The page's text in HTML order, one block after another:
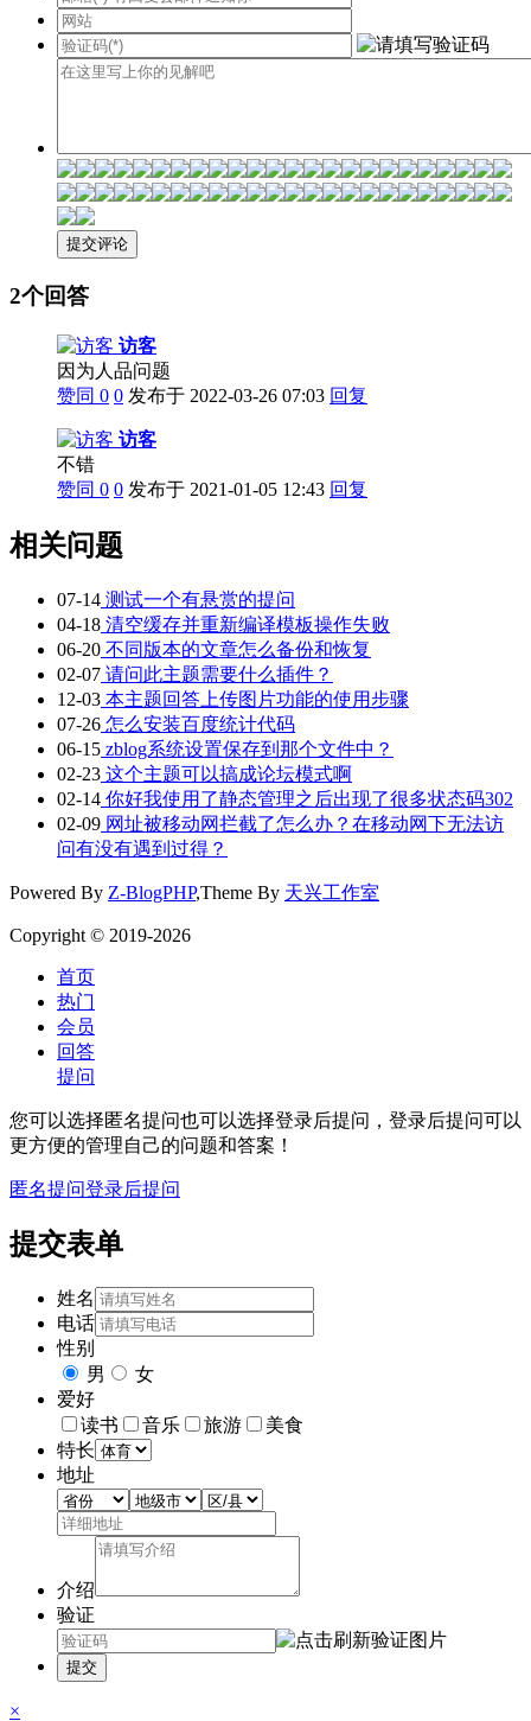
2个回答
访客
因为人品问题
赞同 0 0 发布于 2022-03-26 07:03 回复
访客
不错
赞同 0 0 发布于 2021-01-05 12:43 回复
相关问题
07-14 测试一个有悬赏的提问
04-18 清空缓存并重新编译模板操作失败
06-20 不同版本的文章怎么备份和恢复
02-07 请问此主题需要什么插件？
12-03 本主题回答上传图片功能的使用步骤
07-26 怎么安装百度统计代码
06-15 zblog系统设置保存到那个文件中？
02-23 这个主题可以搞成论坛模式啊
02-14 你好我使用了静态管理之后出现了很多状态码302
02-09 网址被移动网拦截了怎么办？在移动网下无法访
问有没有遇到过得？
Powered By Z-BlogPHP,Theme By 天兴工作室
Copyright © 2019-2026
首页
热门
会员
回答
提问
您可以选择匿名提问也可以选择登录后提问，登录后提问可以
更方便的管理自己的问题和答案！
匿名提问登录后提问
提交表单
姓名
电话
性别
男
女
爱好
读书
音乐 旅游
美食
特长
地址
介绍
验证
提交
×